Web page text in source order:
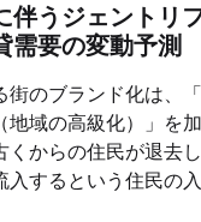
伴うジェントリ
需要の変動予測
街のブランド化は、
地域の高級化）」を
くからの住民が退去
入するという住民の